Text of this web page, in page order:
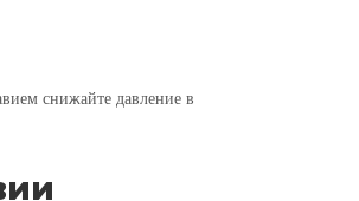
снижайте давление в